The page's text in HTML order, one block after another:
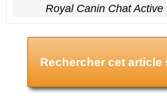
Royal Canin Chat Active
Rechercher cet article